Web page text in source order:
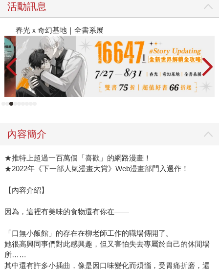
活動訊息
春光ｘ奇幻基地｜全書系展
內容簡介
★推特上超過一百萬個「喜歡」的網路漫畫！
★2022年《下一部人氣漫畫大賞》Web漫畫部門入選作！
【內容介紹】
因為，這裡有美味的食物還有你在――
「口無小飯館」的存在在柳老師工作的職場傳開了。
她很高興同事們對此感興趣，但又害怕失去專屬於自己的休閒場
所……
其中還有許多小插曲，像是因口味變化而煩惱，受胃痛折磨，還